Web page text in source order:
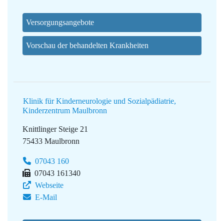
Versorgungsangebote
Vorschau der behandelten Krankheiten
Klinik für Kinderneurologie und Sozialpädiatrie,
Kinderzentrum Maulbronn
Knittlinger Steige 21
75433 Maulbronn
07043 160
07043 161340
Webseite
E-Mail